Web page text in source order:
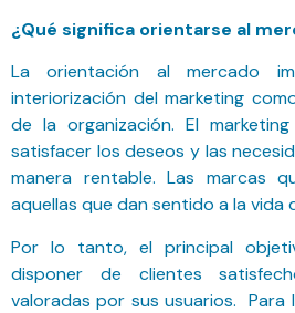
¿Qué significa orientarse al
La orientación al mercado
interiorización del marketing
de la organización. El
satisfacer los deseos y las
manera rentable. Las marcas
aquellas que dan sentido a la vida
Por lo tanto, el principal
disponer de clientes
valoradas por sus usuarios. Para